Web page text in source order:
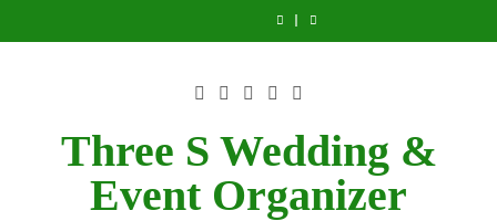
to
Jabodetabek
Wedding
Event
Organizer
SELATAN
–
Audio
Profesional
Acara
Pengajian,
Rental
Sound
2.000
Watt
untuk
Acara
Profesional
Jabodetabek
Terbaik
untuk
Seminar,
Gathering
Jabodetabek
S
Wedding
Event
Organizer
PAKET
2.000
SELATAN
–
Audio
Profesional
Acara
Pengajian,
System
Jakarta
Rental
Sound
2.000
Watt
untuk
Acara
Akustik
Jabodetabek
Solusi
Terbaik
Wedding,
Seminar,
Profesional
Jabodetabek
Three
S
&
Event
Three S Wedding &
Event Organizer